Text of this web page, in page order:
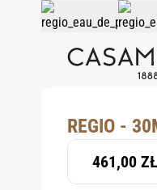
REGIO -
461,00 ZŁ